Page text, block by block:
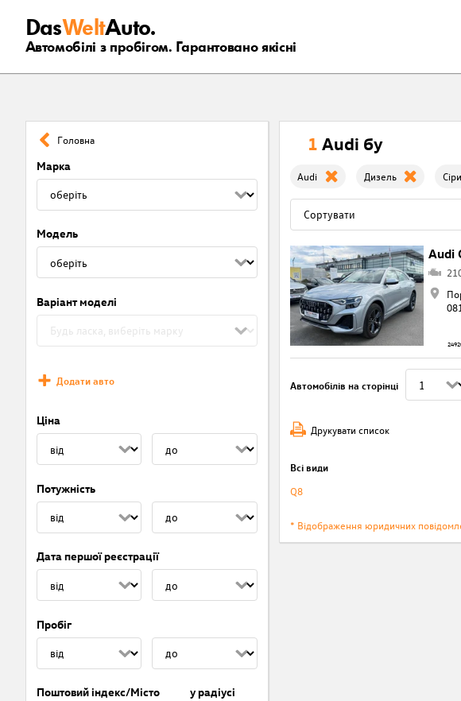
DasWeltAuto.
Автомобілі з пробігом. Гарантовано якісні
Головна
Марка
Модель
Варіант моделі
Додати авто
Ціна
Потужність
Дата першої реєстрації
Пробіг
Поштовий індекс/Місто у радіусі
1 Audi бу
Audi Дизель
Audi
Автомобілів на сторінці
Друкувати список
Всі види
Q8
* Відображення юридичних